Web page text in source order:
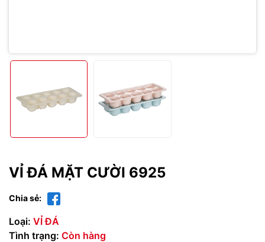
VỈ ĐÁ MẶT CƯỜI 6925
Chia sẻ:
Loại: VỈ ĐÁ
Tình trạng: Còn hàng